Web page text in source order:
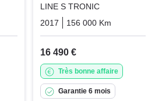
Essence
LINE S TRONIC
2017
156 000 Km
16 490 €
Très bonne affaire
Garantie 6 mois